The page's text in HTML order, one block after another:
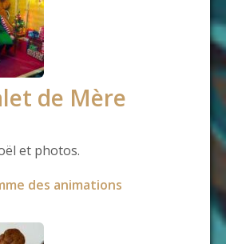
de Mère
et photos.
des animations